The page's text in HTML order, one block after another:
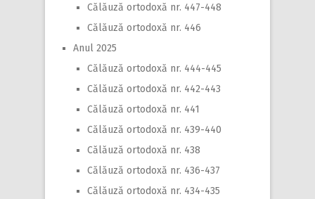
Călăuză ortodoxă nr. 447-448
Călăuză ortodoxă nr. 446
Anul 2025
Călăuză ortodoxă nr. 444-445
Călăuză ortodoxă nr. 442-443
Călăuză ortodoxă nr. 441
Călăuză ortodoxă nr. 439-440
Călăuză ortodoxă nr. 438
Călăuză ortodoxă nr. 436-437
Călăuză ortodoxă nr. 434-435